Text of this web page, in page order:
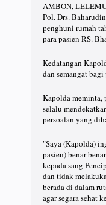
AMBON,
Pol. Drs.
penghuni rumah
para pasien RS.
Kedatangan
dan semangat
Kapolda meminta,
selalu
persoalan yang
"Saya (Kapolda)
pasien) benar-
kepada sang
dan tidak
berada di dalam
agar segara sehat